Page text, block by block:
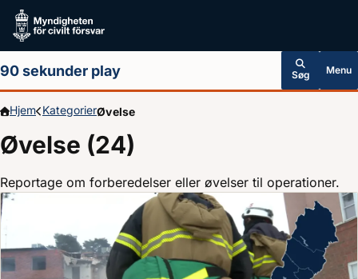
Hoppa till huvudinnehållet
90 sekunder play Søg Menu
Hjem KategorierØvelse
Øvelse (24)
Reportage om forberedelser eller øvelser til operationer.